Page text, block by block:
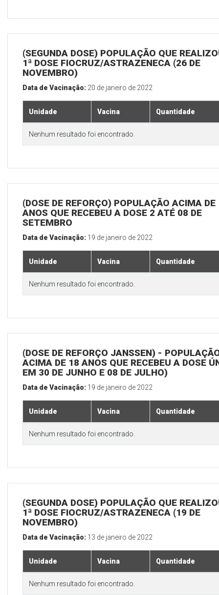
(SEGUNDA DOSE) POPULAÇÃO QUE
1ª DOSE FIOCRUZ/ASTRAZENECA (26 DE
NOVEMBRO)
Data de Vacinação: 20 de janeiro de 2022
Unidade Vacina Quantidade
Nenhum resultado foi encontrado.
(DOSE DE REFORÇO) POPULAÇÃO ACIMA DE
ANOS QUE RECEBEU A DOSE 2 ATÉ 08 DE
SETEMBRO
Data de Vacinação: 19 de janeiro de 2022
Unidade Vacina Quantidade
Nenhum resultado foi encontrado.
(DOSE DE REFORÇO JANSSEN) -
ACIMA DE 18 ANOS QUE RECEBEU A DOSE
EM 30 DE JUNHO E 08 DE JULHO)
Data de Vacinação: 19 de janeiro de 2022
Unidade Vacina Quantidade
Nenhum resultado foi encontrado.
(SEGUNDA DOSE) POPULAÇÃO QUE
1ª DOSE FIOCRUZ/ASTRAZENECA (19 DE
NOVEMBRO)
Data de Vacinação: 13 de janeiro de 2022
Unidade Vacina Quantidade
Nenhum resultado foi encontrado.